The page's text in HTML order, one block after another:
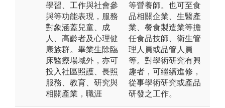
學習、工作與社會參
與等功能表現，服務
對象涵蓋兒童、成
人、高齡者及心理健
康族群。畢業生除臨
床醫療場域外，亦可
投入社區照護、長照
服務、教育、研究與
相關產業，職涯
等營養師。也可至食
品相關企業、生醫產
業、餐食製造業等擔
任食品技師、衛生管
理人員或品管人員
等。對學術研究有興
趣者，可繼續進修，
從事學術研究或產品
研發之工作。